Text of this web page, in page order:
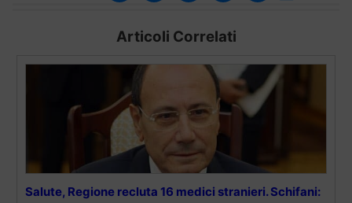
Articoli Correlati
Salute, Regione recluta 16 medici stranieri. Schifani: